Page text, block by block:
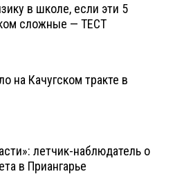
в школе, если эти 5
сложные — ТЕСТ
на Качугском тракте в
летчик-наблюдатель о
в Приангарье